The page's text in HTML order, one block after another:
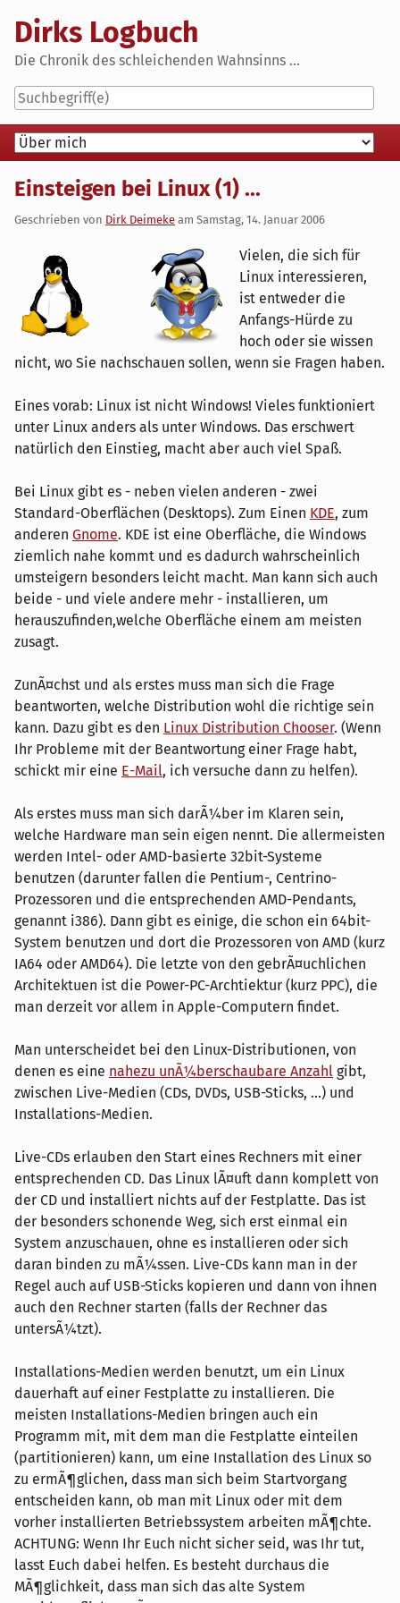
content
Dirks Logbuch
Die Chronik des schleichenden Wahnsinns ...
Navigation
Einsteigen bei Linux (1) ...
Geschrieben von Dirk Deimeke am Samstag, 14. Januar 2006
Vielen, die sich für
Linux interessieren,
ist entweder die
Anfangs-Hürde zu
hoch oder sie wissen
nicht, wo Sie nachschauen sollen, wenn sie Fragen haben.
Eines vorab: Linux ist nicht Windows! Vieles funktioniert
unter Linux anders als unter Windows. Das erschwert
natürlich den Einstieg, macht aber auch viel Spaß.
Bei Linux gibt es - neben vielen anderen - zwei
Standard-Oberflächen (Desktops). Zum Einen KDE, zum
anderen Gnome. KDE ist eine Oberfläche, die Windows
ziemlich nahe kommt und es dadurch wahrscheinlich
umsteigern besonders leicht macht. Man kann sich auch
beide - und viele andere mehr - installieren, um
herauszufinden,welche Oberfläche einem am meisten
zusagt.
ZunÃ¤chst und als erstes muss man sich die Frage
beantworten, welche Distribution wohl die richtige sein
kann. Dazu gibt es den Linux Distribution Chooser. (Wenn
Ihr Probleme mit der Beantwortung einer Frage habt,
schickt mir eine E-Mail, ich versuche dann zu helfen).
Als erstes muss man sich darÃ¼ber im Klaren sein,
welche Hardware man sein eigen nennt. Die allermeisten
werden Intel- oder AMD-basierte 32bit-Systeme
benutzen (darunter fallen die Pentium-, Centrino-
Prozessoren und die entsprechenden AMD-Pendants,
genannt i386). Dann gibt es einige, die schon ein 64bit-
System benutzen und dort die Prozessoren von AMD (kurz
IA64 oder AMD64). Die letzte von den gebrÃ¤uchlichen
Architektuen ist die Power-PC-Archtiektur (kurz PPC), die
man derzeit vor allem in Apple-Computern findet.
Man unterscheidet bei den Linux-Distributionen, von
denen es eine nahezu unÃ¼berschaubare Anzahl gibt,
zwischen Live-Medien (CDs, DVDs, USB-Sticks, ...) und
Installations-Medien.
Live-CDs erlauben den Start eines Rechners mit einer
entsprechenden CD. Das Linux lÃ¤uft dann komplett von
der CD und installiert nichts auf der Festplatte. Das ist
der besonders schonende Weg, sich erst einmal ein
System anzuschauen, ohne es installieren oder sich
daran binden zu mÃ¼ssen. Live-CDs kann man in der
Regel auch auf USB-Sticks kopieren und dann von ihnen
auch den Rechner starten (falls der Rechner das
untersÃ¼tzt).
Installations-Medien werden benutzt, um ein Linux
dauerhaft auf einer Festplatte zu installieren. Die
meisten Installations-Medien bringen auch ein
Programm mit, mit dem man die Festplatte einteilen
(partitionieren) kann, um eine Installation des Linux so
zu ermÃ¶glichen, dass man sich beim Startvorgang
entscheiden kann, ob man mit Linux oder mit dem
vorher installierten Betriebssystem arbeiten mÃ¶chte.
ACHTUNG: Wenn Ihr Euch nicht sicher seid, was Ihr tut,
lasst Euch dabei helfen. Es besteht durchaus die
MÃ¶glichkeit, dass man sich das alte System